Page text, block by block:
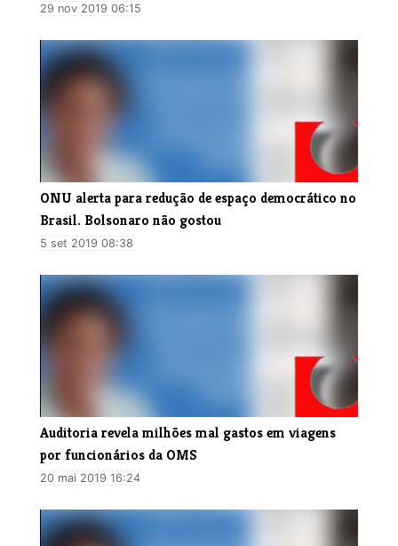
29 nov 2019 06:15
ONU alerta para redução de espaço democrático no
Brasil. Bolsonaro não gostou
5 set 2019 08:38
Auditoria revela milhões mal gastos em viagens
por funcionários da OMS
20 mai 2019 16:24